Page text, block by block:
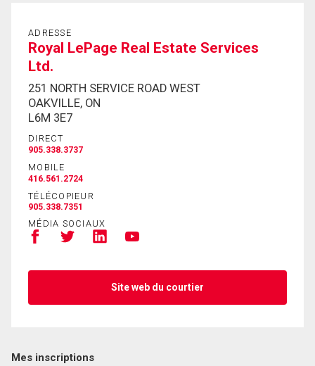
ADRESSE
Royal LePage Real Estate Services
Ltd.
251 NORTH SERVICE ROAD WEST
OAKVILLE, ON
L6M 3E7
DIRECT
905.338.3737
MOBILE
416.561.2724
TÉLÉCOPIEUR
905.338.7351
MÉDIA SOCIAUX
Site web du courtier
Mes inscriptions